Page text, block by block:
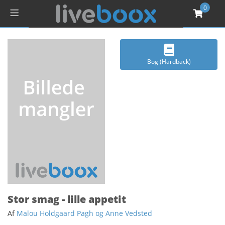
0
Bog (Hardback)
Stor smag - lille appetit
Af Malou Holdgaard Pagh og Anne Vedsted